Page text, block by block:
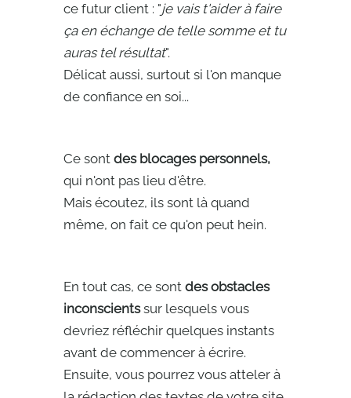
ce futur client : "je vais t'aider à faire
ça en échange de telle somme et tu
auras tel résultat".
Délicat aussi, surtout si l'on manque
de confiance en soi...
Ce sont des blocages personnels,
qui n'ont pas lieu d'être.
Mais écoutez, ils sont là quand
même, on fait ce qu'on peut hein.
En tout cas, ce sont des obstacles
inconscientssur lesquels vous
devriez réfléchir quelques instants
avant de commencer à écrire.
Ensuite, vous pourrez vous atteler à